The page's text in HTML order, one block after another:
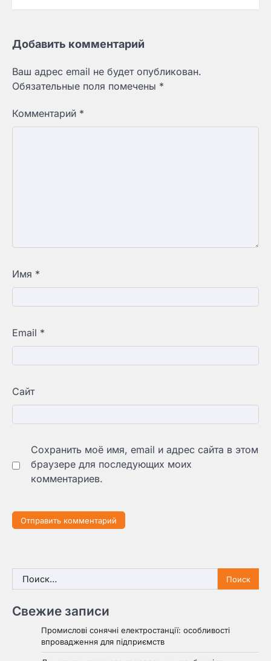
Добавить комментарий
Ваш адрес email не будет опубликован.
Обязательные поля помечены *
Комментарий *
Имя *
Email *
Сайт
Сохранить моё имя, email и адрес сайта в этом
браузере для последующих моих
комментариев.
Найти:
Свежие записи
Промислові сонячні електростанції: особливості
впровадження для підприємств